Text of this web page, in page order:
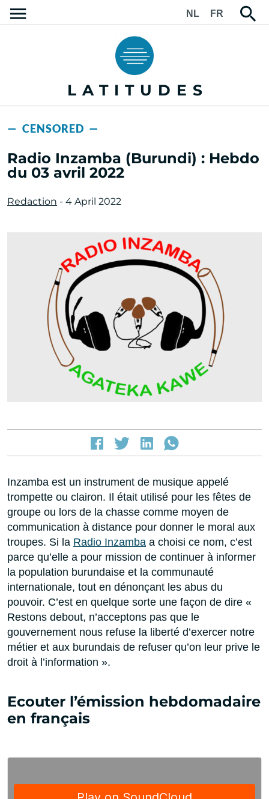
NL FR
LATITUDES
— CENSORED —
Radio Inzamba (Burundi) : Hebdo
du 03 avril 2022
Redaction - 4 April 2022
Inzamba est un instrument de musique appelé
trompette ou clairon. Il était utilisé pour les fêtes de
groupe ou lors de la chasse comme moyen de
communication à distance pour donner le moral aux
troupes. Si la Radio Inzamba a choisi ce nom, c’est
parce qu’elle a pour mission de continuer à informer
la population burundaise et la communauté
internationale, tout en dénonçant les abus du
pouvoir. C’est en quelque sorte une façon de dire «
Restons debout, n’acceptons pas que le
gouvernement nous refuse la liberté d’exercer notre
métier et aux burundais de refuser qu’on leur prive le
droit à l’information ».
Ecouter l’émission hebdomadaire
en français